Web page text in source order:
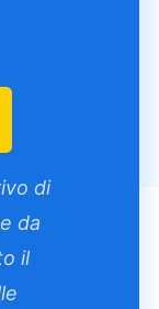
di
da
il